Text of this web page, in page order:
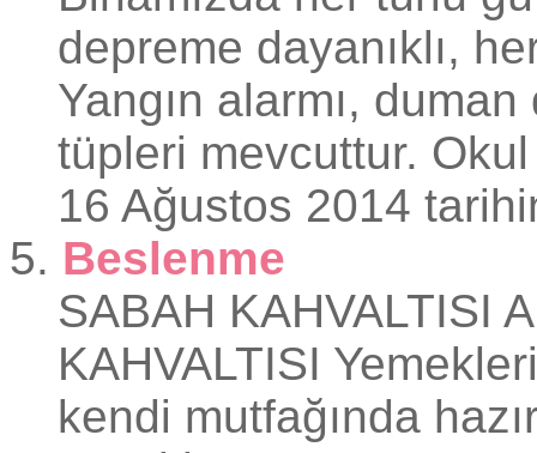
depreme dayanıklı,
Yangın alarmı,
tüpleri mevcuttur.
16 Ağustos 2014
5. Beslenme
SABAH KAHVALTISI
KAHVALTISI
kendi mutfağında